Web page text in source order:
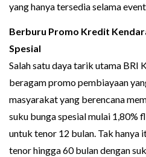
yang hanya tersedia selama
Berburu Promo Kredit
Spesial
Salah satu daya tarik utama BRI
beragam promo pembiayaan
masyarakat yang berencana
suku bunga spesial mulai 1,80%
untuk tenor 12 bulan. Tak hanya
tenor hingga 60 bulan dengan